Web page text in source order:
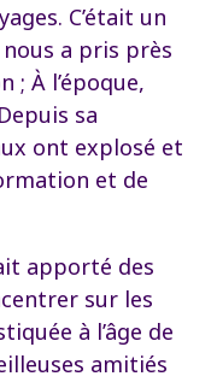
C’était un
a pris près
; À l’époque,
sa
ont explosé et
et de
apporté des
sur les
à l’âge de
amitiés